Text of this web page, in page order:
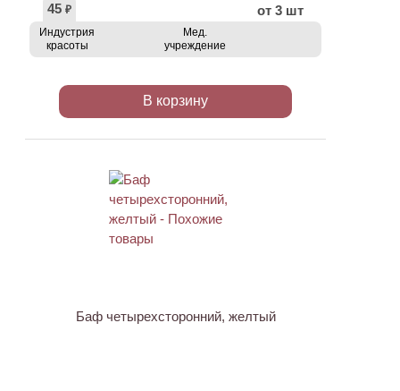
45 ₽ от 3 шт
Индустрия
красоты
Мед.
учреждение
В корзину
Баф четырехсторонний, желтый